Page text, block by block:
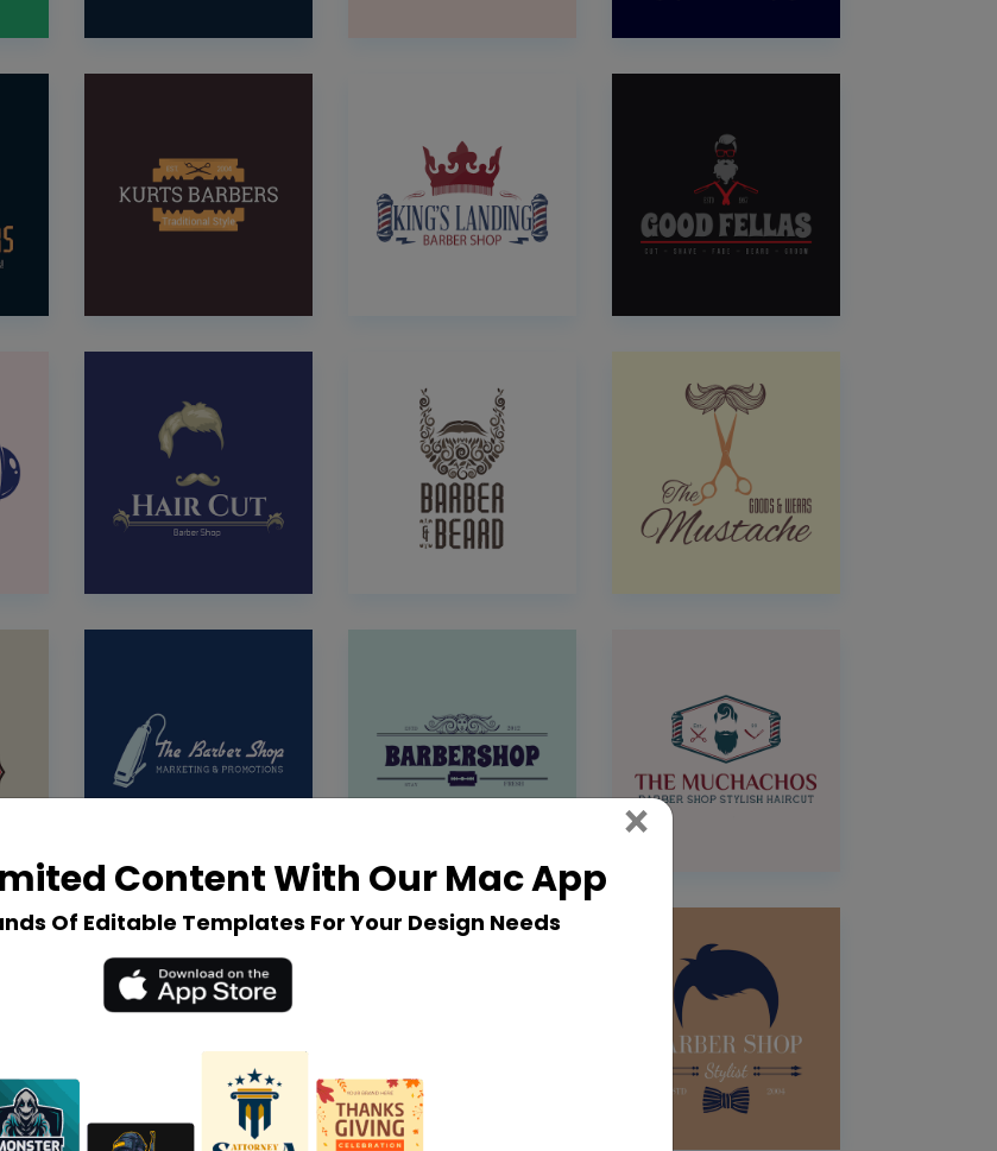
Content With Our Mac App
Of Editable Templates For Your Design Needs
× Close